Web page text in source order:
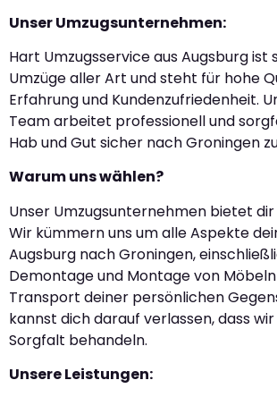
Unser Umzugsunternehmen:
Hart Umzugsservice aus Augsburg ist
Umzüge aller Art und steht für hohe
Erfahrung und Kundenzufriedenheit.
Team arbeitet professionell und
Hab und Gut sicher nach Groningen
Warum uns wählen?
Unser Umzugsunternehmen bietet
Wir kümmern uns um alle Aspekte
Augsburg nach Groningen,
Demontage und Montage von
Transport deiner persönlichen
kannst dich darauf verlassen, dass
Sorgfalt behandeln.
Unsere Leistungen: